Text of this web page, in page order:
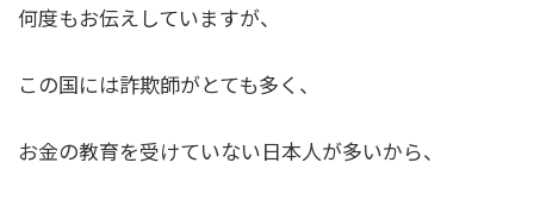
何度もお伝えしていますが、
この国には詐欺師がとても多く、
お金の教育を受けていない日本人が多いから、